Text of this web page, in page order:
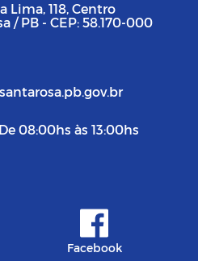
Lima, 118, Centro
/ PB - CEP: 58.170-000
08:00hs às 13:00hs
Facebook